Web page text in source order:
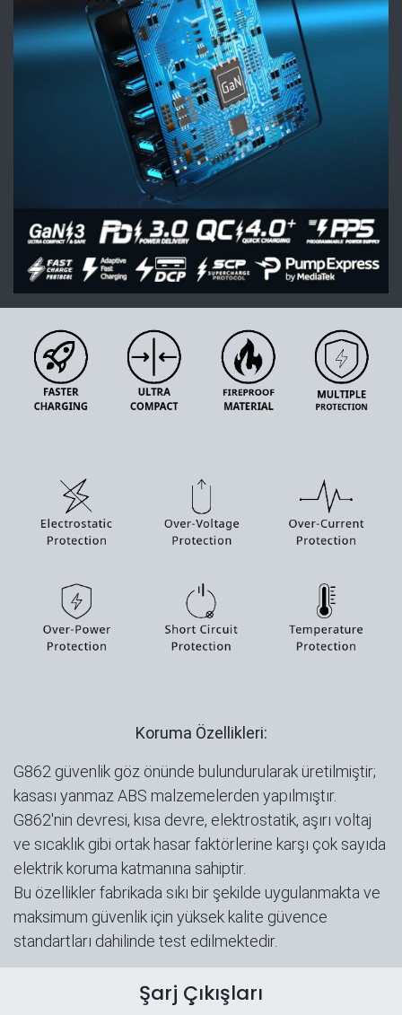
Koruma Özellikleri:
G862 güvenlik göz önünde bulundurularak üretilmiştir;
kasası yanmaz ABS malzemelerden yapılmıştır.
G862'nin devresi, kısa devre, elektrostatik, aşırı voltaj
ve sıcaklık gibi ortak hasar faktörlerine karşı çok sayıda
elektrik koruma katmanına sahiptir.
Bu özellikler fabrikada sıkı bir şekilde uygulanmakta ve
maksimum güvenlik için yüksek kalite güvence
standartları dahilinde test edilmektedir.
Şarj Çıkışları